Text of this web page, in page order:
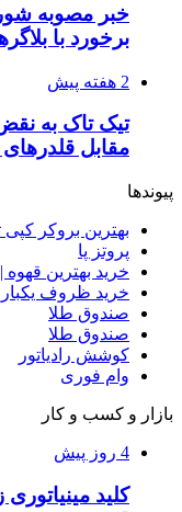
خبر مصوبه
برخورد با
2 هفته پیش
تیک تاک به
مقابل
پیوندها
بهترین بروکر کپی
پروتز پا
خرید بهترین
خرید ظروف
صندوق طلا
صندوق طلا
کوشش رادیاتور
وام فوری
بازار و کسب و کار
4 روز پیش